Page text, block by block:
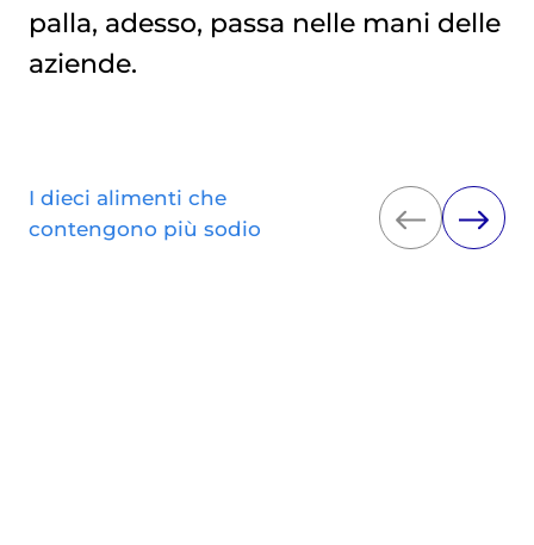
palla, adesso, passa nelle mani delle
aziende.
I dieci alimenti che
contengono più sodio